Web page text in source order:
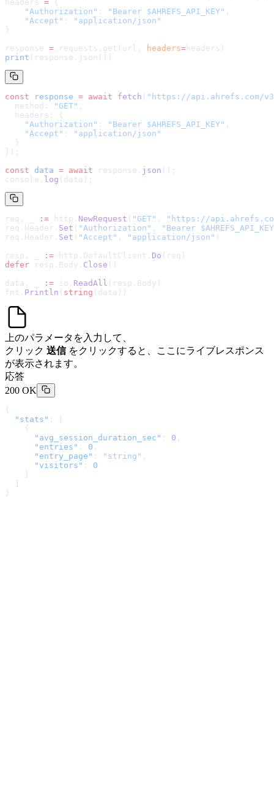
headers = {
    "Authorization"
: "Bearer $AHREFS_API_KEY" ,
    "Accept"
:
"application/json"
}
response = requests.get(url, headers= headers )
print (response.json())
const response = await fetch ( " https://api.ahrefs.com/
  method:
"GET" ,
  headers: {
    "Authorization"
: "Bearer $AHREFS_API_KEY" ,
    "Accept"
:
"application/json"
  }
});
const data = await response. json ();
console. log (data);
req, _ := http. NewRequest ( "GET" , " https://
req.Header. Set ( "Authorization" ,
"Bearer
req.Header. Set ( "Accept" , "application/json" )
resp, _
:= http.DefaultClient. Do (req)
defer resp.Body. Close ()
data, _
:= io. ReadAll (resp.Body)
fmt. Println ( string (data))
上のパラメータを入力して、
クリック 送信 をクリックすると、ここにライブレスポンス
が表示されます。
応答
200 OK
{
  "stats"
: [
    {
      "avg_session_duration_sec"
: 0 ,
      "entries"
: 0 ,
      "entry_page"
: "string" ,
      "visitors"
: 0
    }
}